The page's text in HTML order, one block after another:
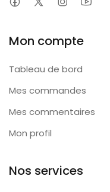
Mon compte
Tableau de bord
Mes commandes
Mes commentaires
Mon profil
Nos services